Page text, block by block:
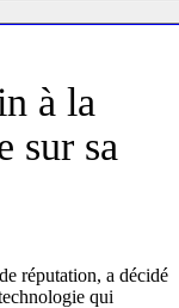
à la
sur sa
réputation, a décidé
qui